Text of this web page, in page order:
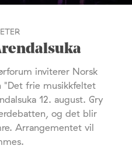
inviterer Norsk
"Det frie musikkfeltet
12. august. Gry
og det blir
Arrangementet vil